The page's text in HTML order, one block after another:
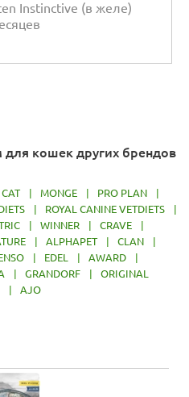
Instinctive (в желе)
с 4 до 12 месяцев
кошек других брендов
| MONGE | PRO PLAN
|
| ROYAL CANINE VETDIETS
|
| WINNER | CRAVE
|
| ALPHAPET | CLAN
|
| EDEL | AWARD
|
| GRANDORF |
ORIGINAL
| AJO